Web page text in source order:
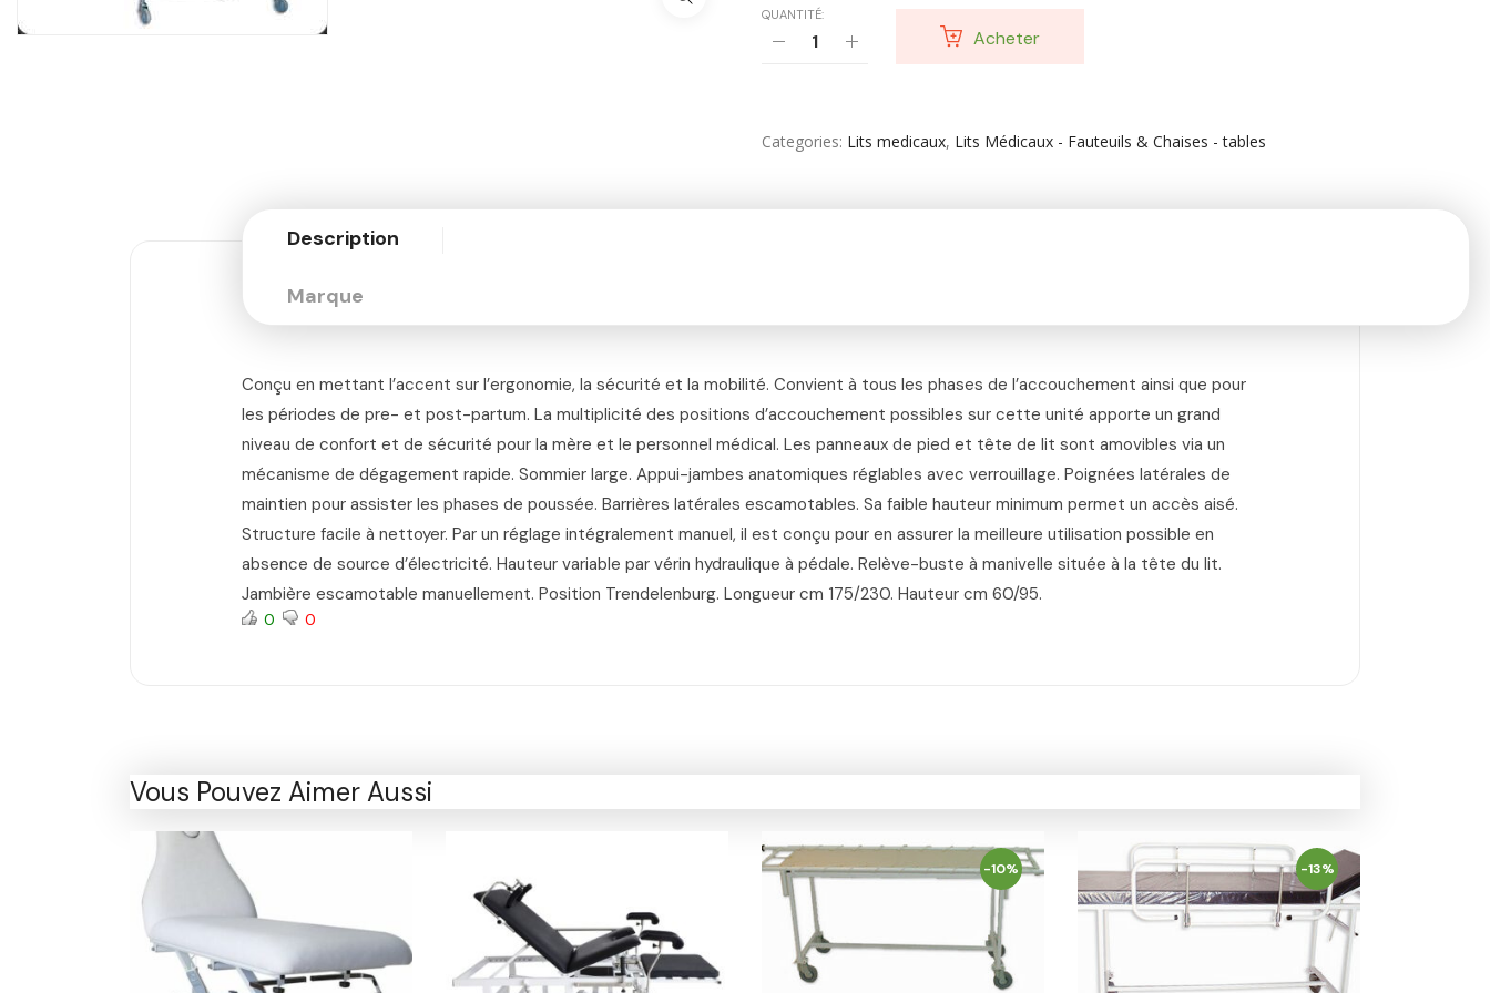
QUANTITÉ:
Acheter
Categories Lits medicaux, Lits Médicaux - Fauteuils & Chaises - tables
Description
Marque
Conçu en mettant l’accent sur l’ergonomie, la sécurité et la mobilité. Convient à tous les phases de l’accouchement ainsi que pour
les périodes de pre- et post-partum. La multiplicité des positions d’accouchement possibles sur cette unité apporte un grand
niveau de confort et de sécurité pour la mère et le personnel médical. Les panneaux de pied et tête de lit sont amovibles via un
mécanisme de dégagement rapide. Sommier large. Appui-jambes anatomiques réglables avec verrouillage. Poignées latérales de
maintien pour assister les phases de poussée. Barrières latérales escamotables. Sa faible hauteur minimum permet un accès aisé.
Structure facile à nettoyer. Par un réglage intégralement manuel, il est conçu pour en assurer la meilleure utilisation possible en
absence de source d’électricité. Hauteur variable par vérin hydraulique à pédale. Relève-buste à manivelle située à la tête du lit.
Jambière escamotable manuellement. Position Trendelenburg. Longueur cm 175/230. Hauteur cm 60/95.
0 0
Vous Pouvez Aimer Aussi
-10% -13%
Yeux & Lévres